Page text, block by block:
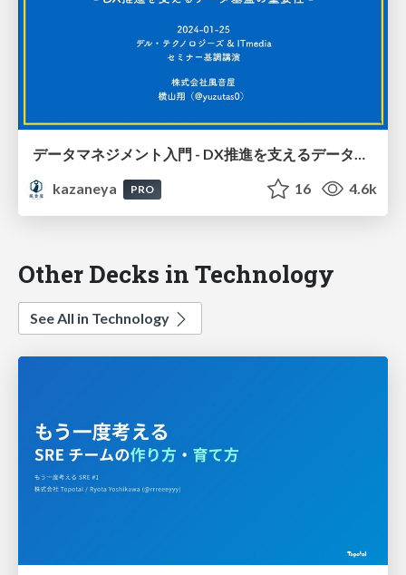
データマネジメント入門 - DX推進を支えるデータ基盤の重要性 / 20240125
kazaneya
PRO 16 4.6k
Other Decks in Technology
See All in Technology